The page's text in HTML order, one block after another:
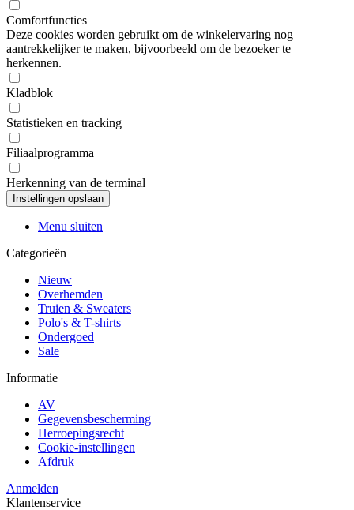
Comfortfuncties
Deze cookies worden gebruikt om de winkelervaring nog
aantrekkelijker te maken, bijvoorbeeld om de bezoeker te
herkennen.
Kladblok
Statistieken en tracking
Filiaalprogramma
Herkenning van de terminal
Menu sluiten
Categorieën
Nieuw
Overhemden
Truien & Sweaters
Polo's & T-shirts
Ondergoed
Sale
Informatie
AV
Gegevensbescherming
Herroepingsrecht
Cookie-instellingen
Afdruk
Anmelden
Klantenservice